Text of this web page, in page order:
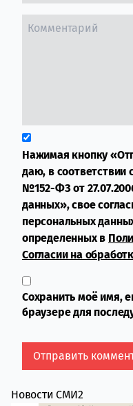
Нажимая кнопку
даю, в
№152-ФЗ от
данных», свое
персональных
определенных в
Согласии на
Сохранить моё имя,
браузере для
Новости СМИ2